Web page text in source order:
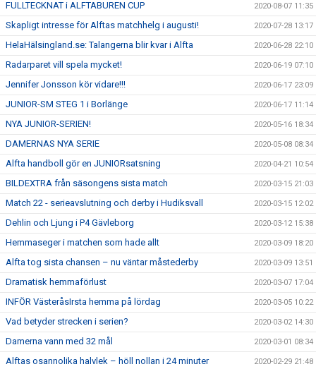
FULLTECKNAT i ALFTABUREN CUP 2020-08-07 11:35
Skapligt intresse för Alftas matchhelg i augusti! 2020-07-28 13:17
HelaHälsingland.se: Talangerna blir kvar i Alfta 2020-06-28 22:10
Radarparet vill spela mycket! 2020-06-19 07:10
Jennifer Jonsson kör vidare!!! 2020-06-17 23:09
JUNIOR-SM STEG 1 i Borlänge 2020-06-17 11:14
NYA JUNIOR-SERIEN! 2020-05-16 18:34
DAMERNAS NYA SERIE 2020-05-08 08:34
Alfta handboll gör en JUNIORsatsning 2020-04-21 10:54
BILDEXTRA från säsongens sista match 2020-03-15 21:03
Match 22 - serieavslutning och derby i Hudiksvall 2020-03-15 12:02
Dehlin och Ljung i P4 Gävleborg 2020-03-12 15:38
Hemmaseger i matchen som hade allt 2020-03-09 18:20
Alfta tog sista chansen – nu väntar måstederby 2020-03-09 13:51
Dramatisk hemmaförlust 2020-03-07 17:04
INFÖR VästeråsIrsta hemma på lördag 2020-03-05 10:22
Vad betyder strecken i serien? 2020-03-02 14:30
Damerna vann med 32 mål 2020-03-01 08:34
Alftas osannolika halvlek – höll nollan i 24 minuter 2020-02-29 21:48